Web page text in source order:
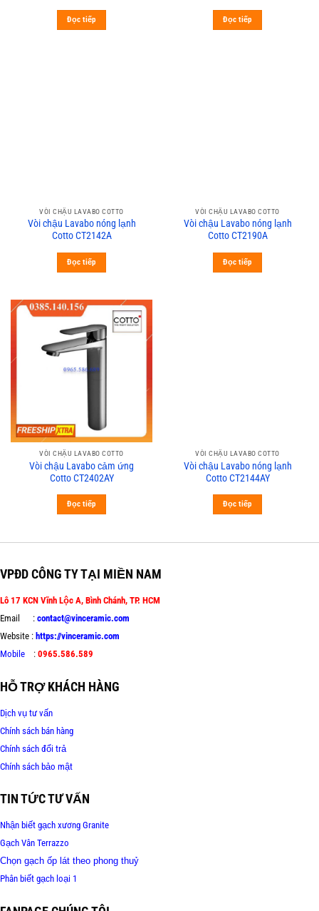
Đọc tiếp Đọc tiếp
VÒI CHẬU LAVABO COTTO
Vòi chậu Lavabo nóng lạnh
Cotto CT2142A
Đọc tiếp
VÒI CHẬU LAVABO COTTO
Vòi chậu Lavabo nóng lạnh
Cotto CT2190A
Đọc tiếp
VÒI CHẬU LAVABO COTTO
Vòi chậu Lavabo cảm ứng
Cotto CT2402AY
Đọc tiếp
VÒI CHẬU LAVABO COTTO
Vòi chậu Lavabo nóng lạnh
Cotto CT2144AY
Đọc tiếp
VPĐD CÔNG TY TẠI MIỀN NAM
Lô 17 KCN Vĩnh Lộc A, Bình Chánh, TP. HCM
Email : contact@vinceramic.com
Website : https://vinceramic.com
Mobile : 0965.586.589
HỖ TRỢ KHÁCH HÀNG
Dịch vụ tư vấn
Chính sách bán hàng
Chính sách đổi trả
Chính sách bảo mật
TIN TỨC TƯ VẤN
Nhận biết gạch xương Granite
Gạch Vân Terrazzo
Chọn gạch ốp lát theo phong thuỷ
Phân biết gạch loại 1